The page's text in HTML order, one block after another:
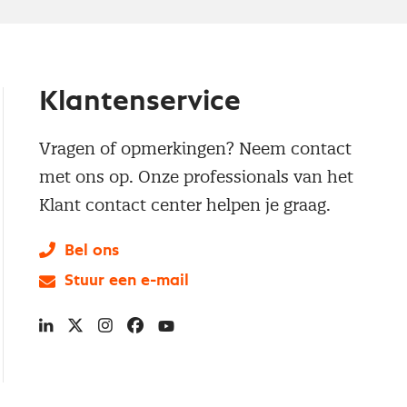
Klantenservice
Vragen of opmerkingen? Neem contact
met ons op. Onze professionals van het
Klant contact center helpen je graag.
Bel ons
Stuur een e-mail
LinkedIn
X Instagram
Facebook
YouTube